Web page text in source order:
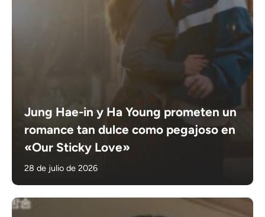
Jung Hae-in y Ha Young prometen un
romance tan dulce como pegajoso en
«Our Sticky Love»
28 de julio de 2026